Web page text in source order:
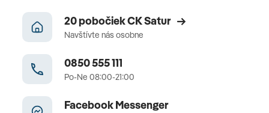
20 pobočiek CK Satur
Navštívte nás osobne
0850 555 111
Po-Ne 08:00-21:00
Facebook Messenger